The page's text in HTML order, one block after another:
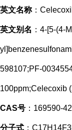
英文名称：
英文别名 ：4-[5-(4-
598107;PF-
100ppm;Celecoxib
CAS号 ：169590-
分子式 ：